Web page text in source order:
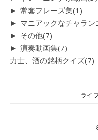
► 常套フレーズ集(1)
► マニアックなチャラン
► その他(7)
► 演奏動画集(7)
力士、酒の銘柄クイズ(7)
ライ